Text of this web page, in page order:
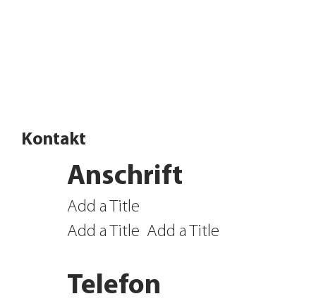
Kontakt
Telefon
Add a Title
Add a Title
Add a Title
Anschrift